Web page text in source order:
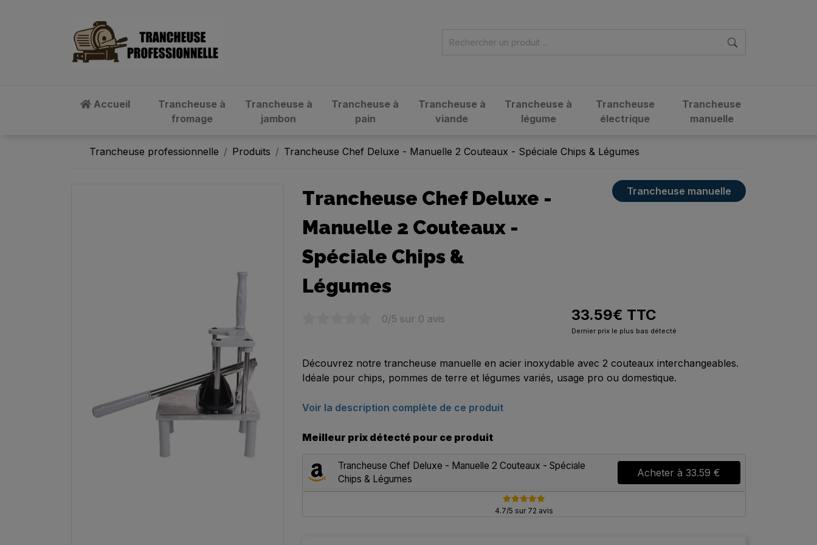
Accueil
Trancheuse à
fromage
Trancheuse à
jambon
Trancheuse à
pain
Trancheuse à
viande
Trancheuse à
légume
Trancheuse
électrique
Trancheuse
manuelle
Trancheuse professionnelle Produits Trancheuse Chef Deluxe - Manuelle 2 Couteaux - Spéciale Chips & Légumes
Trancheuse Chef Deluxe -
Manuelle 2 Couteaux -
Spéciale Chips &
Légumes
Trancheuse manuelle
0/5 sur 0 avis 33.59€ TTC
Dernier prix le plus bas détecté
Découvrez notre trancheuse manuelle en acier inoxydable avec 2 couteaux interchangeables.
Idéale pour chips, pommes de terre et légumes variés, usage pro ou domestique.
Voir la description complète de ce produit
Meilleur prix détecté pour ce produit
Trancheuse Chef Deluxe - Manuelle 2 Couteaux - Spéciale
Chips & Légumes
Acheter à33.59 €
4.7/5 sur 72 avis